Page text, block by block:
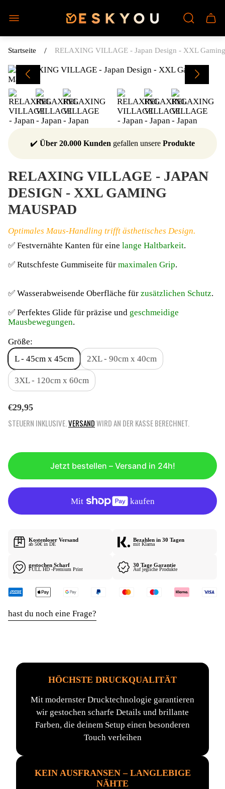
Laden-
Logo"
Startseite / RELAXING VILLAGE - Japan Design - XXL
✔️ Über 20.000 Kunden gefallen unsere Produkte
RELAXING VILLAGE - JAPAN
DESIGN - XXL GAMING
MAUSPAD
Optimales Maus-Handling trifft ästhetisches Design.
✅ Festvernähte Kanten für eine lange Haltbarkeit.
✅ Rutschfeste Gummiseite für maximalen Grip.
✅ Wasserabweisende Oberfläche für zusätzlichen Schutz.
✅ Perfektes Glide für präzise und geschmeidige
Mausbewegungen.
Größe:
L - 45cm x 45cm
2XL - 90cm x 40cm
3XL - 120cm x 60cm
R
G
Ä
R
R
P
R
€29,95
STEUERN INKLUSIVE. VERSANDWIRD AN DER KASSE BERECHNET.
Jetzt bestellen – Versand in 24h!
Kostenloser Versand
ab 50€ in DE
Bezahlen in 30 Tagen
mit Klarna
gestochen Scharf
FULL HD -Premium Print
30 Tage Garantie
Auf jegliche Produkte
hast du noch eine Frage?
HÖCHSTE DRUCKQUALITÄT
Mit modernster Drucktechnologie garantieren
wir gestochen scharfe Details und brillante
Farben, die deinem Setup einen besonderen
Touch verleihen
KEIN AUSFRANSEN – LANGLEBIGE
NÄHTE